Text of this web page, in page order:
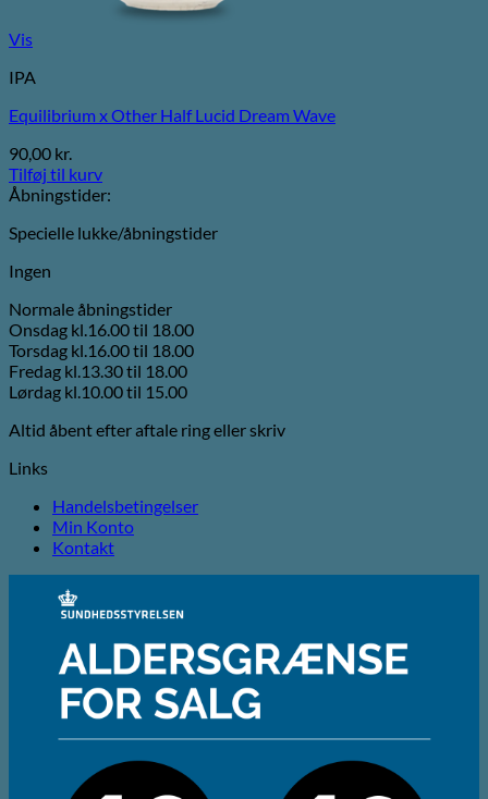
Vis
IPA
Equilibrium x Other Half Lucid Dream Wave
90,00 kr.
Tilføj til kurv
Åbningstider:
Specielle lukke/åbningstider
Ingen
Normale åbningstider
Onsdag kl.16.00 til 18.00
Torsdag kl.16.00 til 18.00
Fredag kl.13.30 til 18.00
Lørdag kl.10.00 til 15.00
Altid åbent efter aftale ring eller skriv
Links
Handelsbetingelser
Min Konto
Kontakt